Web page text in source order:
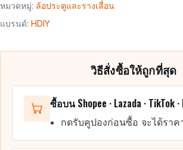
หมวดหมู่: ล้อประตูและรางเลื่อน
แบรนด์: HDIY
วิธีสั่งซื้อให้ถูกที่สุด
ซื้อบน Shopee · Lazada · TikTok ·
กดรับคูปองก่อนซื้อ จะได้รา